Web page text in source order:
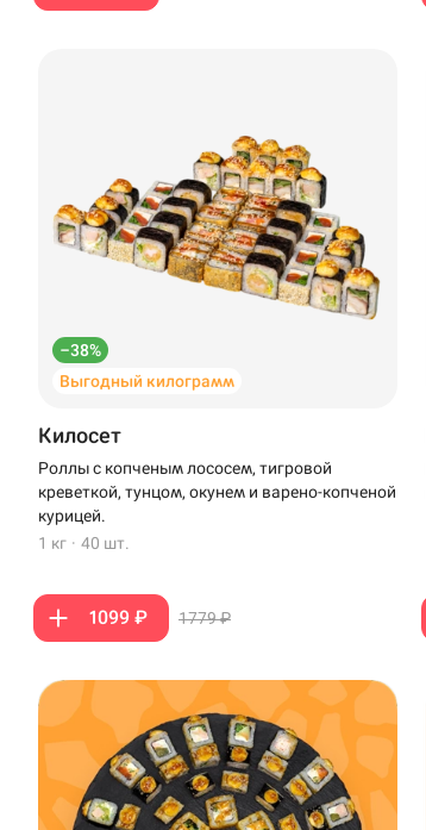
–38%
Выгодный килограмм
Килосет
Роллы с копченым лососем, тигровой
креветкой, тунцом, окунем и варено-копченой
курицей.
1 кг · 40 шт.
1099 ₽ 1779 ₽